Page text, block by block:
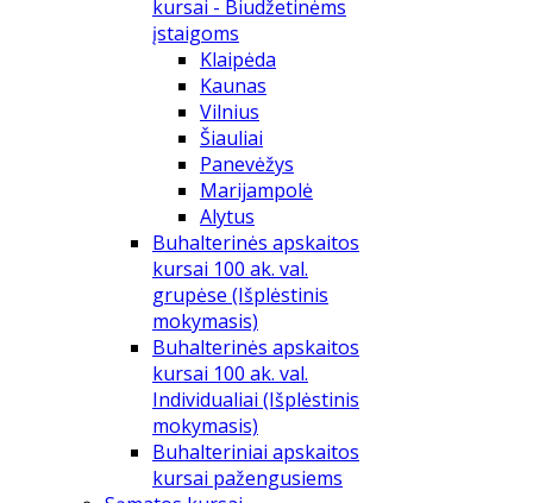
kursai - Biudžetinėms
įstaigoms
Klaipėda
Kaunas
Vilnius
Šiauliai
Panevėžys
Marijampolė
Alytus
Buhalterinės apskaitos
kursai 100 ak. val.
grupėse (Išplėstinis
mokymasis)
Buhalterinės apskaitos
kursai 100 ak. val.
Individualiai (Išplėstinis
mokymasis)
Buhalteriniai apskaitos
kursai pažengusiems